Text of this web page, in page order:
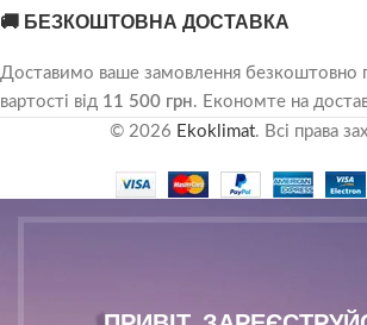
🚚 БЕЗКОШТОВНА ДОСТАВКА
Доставимо ваше замовлення безкоштовно
вартості від 11 500 грн. Економте на
© 2026 Ekoklimat. Всі права